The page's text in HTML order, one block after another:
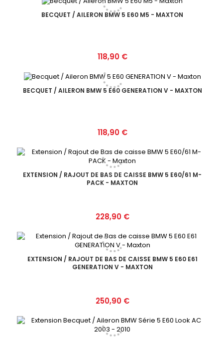
BECQUET / AILERON BMW 5 E60 M5 - MAXTON
Prix
118,90 €
BECQUET / AILERON BMW 5 E60 GENERATION V - MAXTON
Prix
118,90 €
EXTENSION / RAJOUT DE BAS DE CAISSE BMW 5 E60/61 M-
PACK - MAXTON
Prix
228,90 €
EXTENSION / RAJOUT DE BAS DE CAISSE BMW 5 E60 E61
GENERATION V - MAXTON
Prix
250,90 €